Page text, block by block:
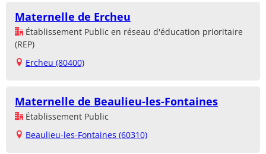
Maternelle de Ercheu
Établissement Public en réseau d'éducation prioritaire
(REP)
Ercheu (80400)
Maternelle de Beaulieu-les-Fontaines
Établissement Public
Beaulieu-les-Fontaines (60310)